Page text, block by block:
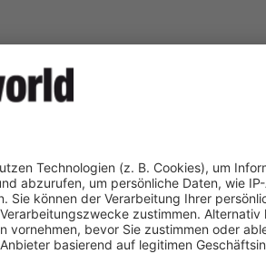
auf, besonders im Bereich des
wir das Beispiel Home Office: Wer zu
des Unternehmens wie bspw.
geschütztes Material. Das
Wichtig ist bspw. die Absicherung der
ist dringend empfohlen). Auch sind
Arbeit zu Hause oder von unterwesgs
und Calls nicht mithören können.
ebenso wie eine korrekte